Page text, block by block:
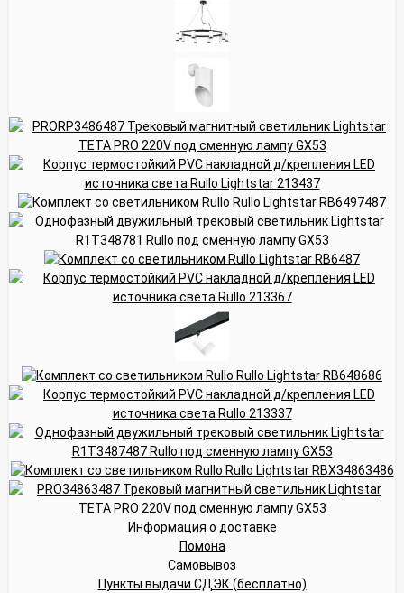
Информация о доставке
Помона
Самовывоз
Пункты выдачи СДЭК (бесплатно)